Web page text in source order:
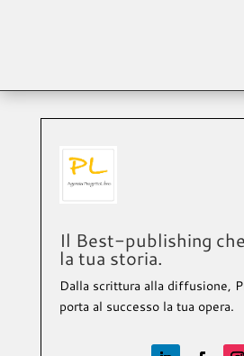
Il Best-publishing
la tua storia.
Dalla scrittura alla diffusione,
porta al successo la tua opera.